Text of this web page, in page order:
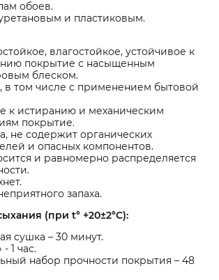
обоев.
и пластиковым.
влагостойкое, устойчивое к
покрытие с насыщенным
блеском.
том числе с применением бытовой
к истиранию и механическим
покрытие.
не содержит органических
и опасных компонентов.
и равномерно распределяется
запаха.
(при t° +20±2°C):
сушка – 30 минут.
1 час.
набор прочности покрытия – 48